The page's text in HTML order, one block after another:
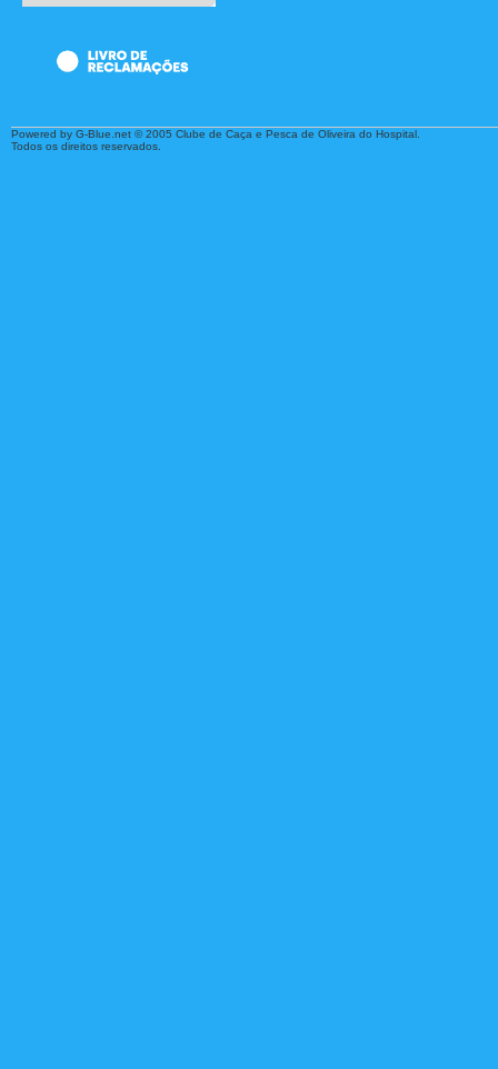
Powered by G-Blue.net © 2005 Clube de Caça e Pesca de Oliveira do Hospital.
Todos os direitos reservados.